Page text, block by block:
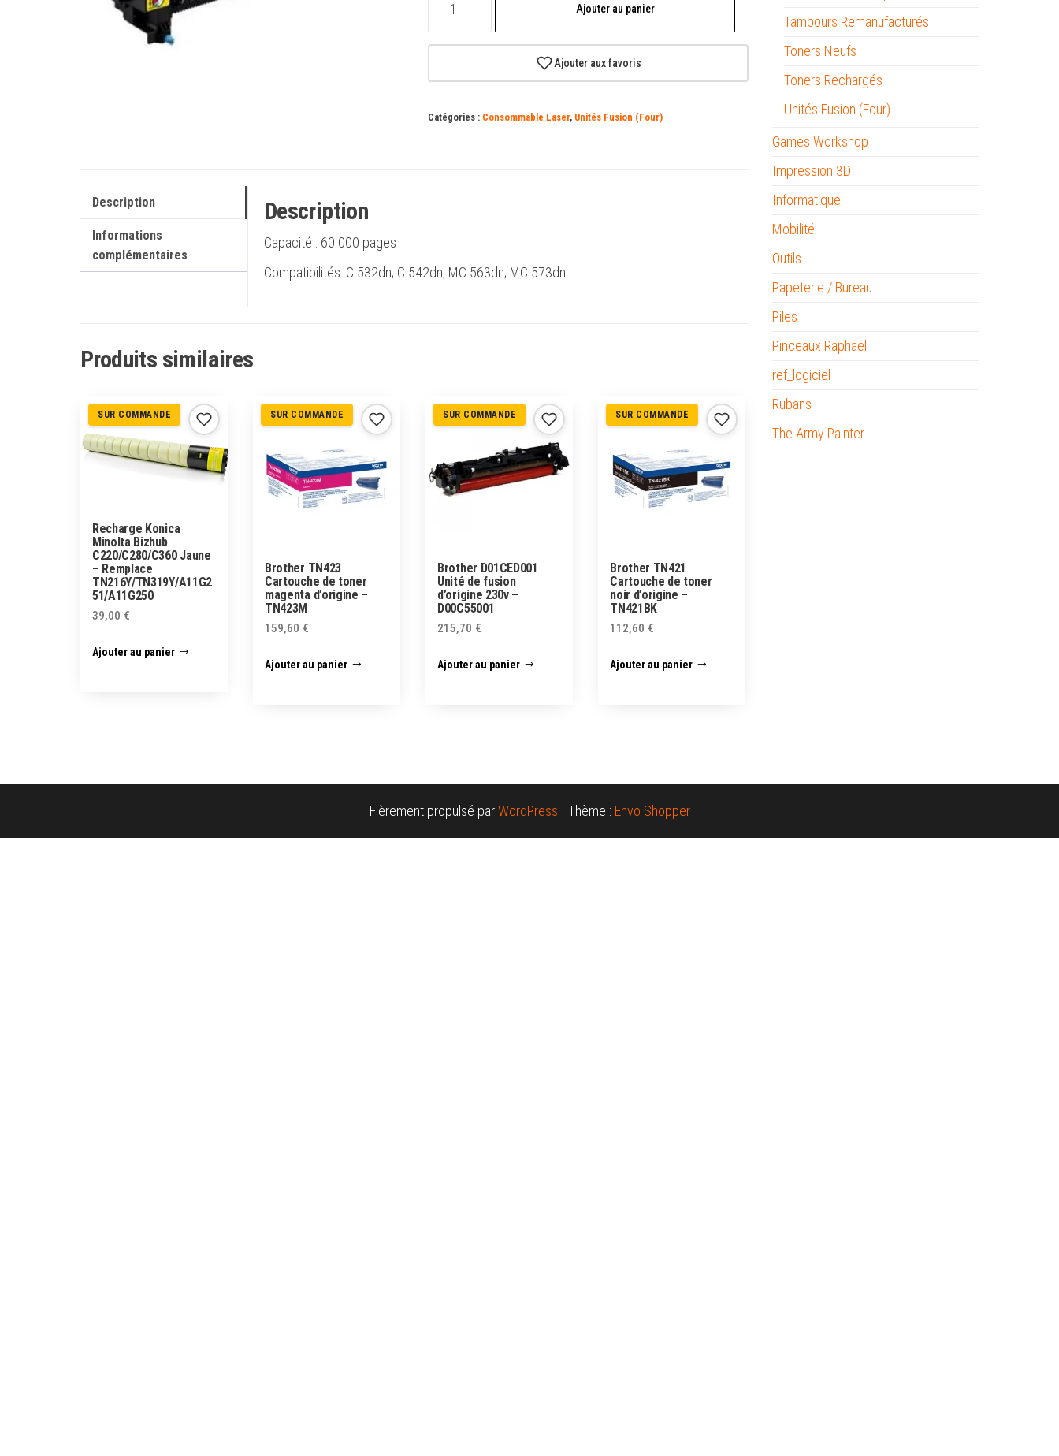
C532DN/C542DN/MC573DN/MC563DN
Unité
fusion
Ajouter au panier
Ajouter aux favoris
Catégories : Consommable Laser, Unités Fusion (Four)
Description
Informations
complémentaires
Description
Capacité : 60 000 pages
Compatibilités: C 532dn; C 542dn; MC 563dn; MC 573dn.
Produits similaires
SUR COMMANDE
Recharge Konica
Minolta Bizhub
C220/C280/C360 Jaune
– Remplace
TN216Y/TN319Y/A11G2
51/A11G250
39,00 €
Ajouter au panier
SUR COMMANDE
Brother TN423
Cartouche de toner
magenta d’origine –
TN423M
159,60 €
Ajouter au panier
SUR COMMANDE
Brother D01CED001
Unité de fusion
d’origine 230v –
D00C55001
215,70 €
Ajouter au panier
SUR COMMANDE
Brother TN421
Cartouche de toner
noir d’origine –
TN421BK
112,60 €
Ajouter au panier
Tambours Remanufacturés
Toners Neufs
Toners Rechargés
Unités Fusion (Four)
Games Workshop
Impression 3D
Informatique
Mobilité
Outils
Papeterie / Bureau
Piles
Pinceaux Raphaël
ref_logiciel
Rubans
The Army Painter
Fièrement propulsé parWordPress | Thème : Envo Shopper